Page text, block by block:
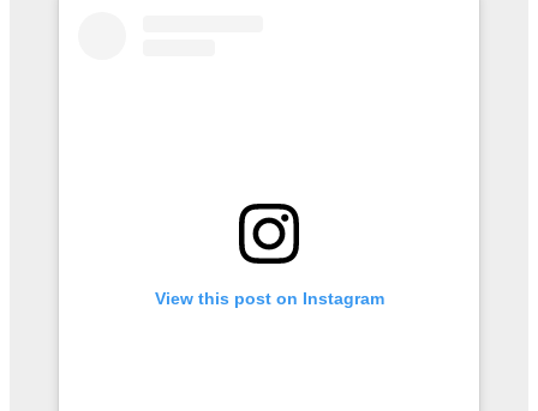
View this post on Instagram